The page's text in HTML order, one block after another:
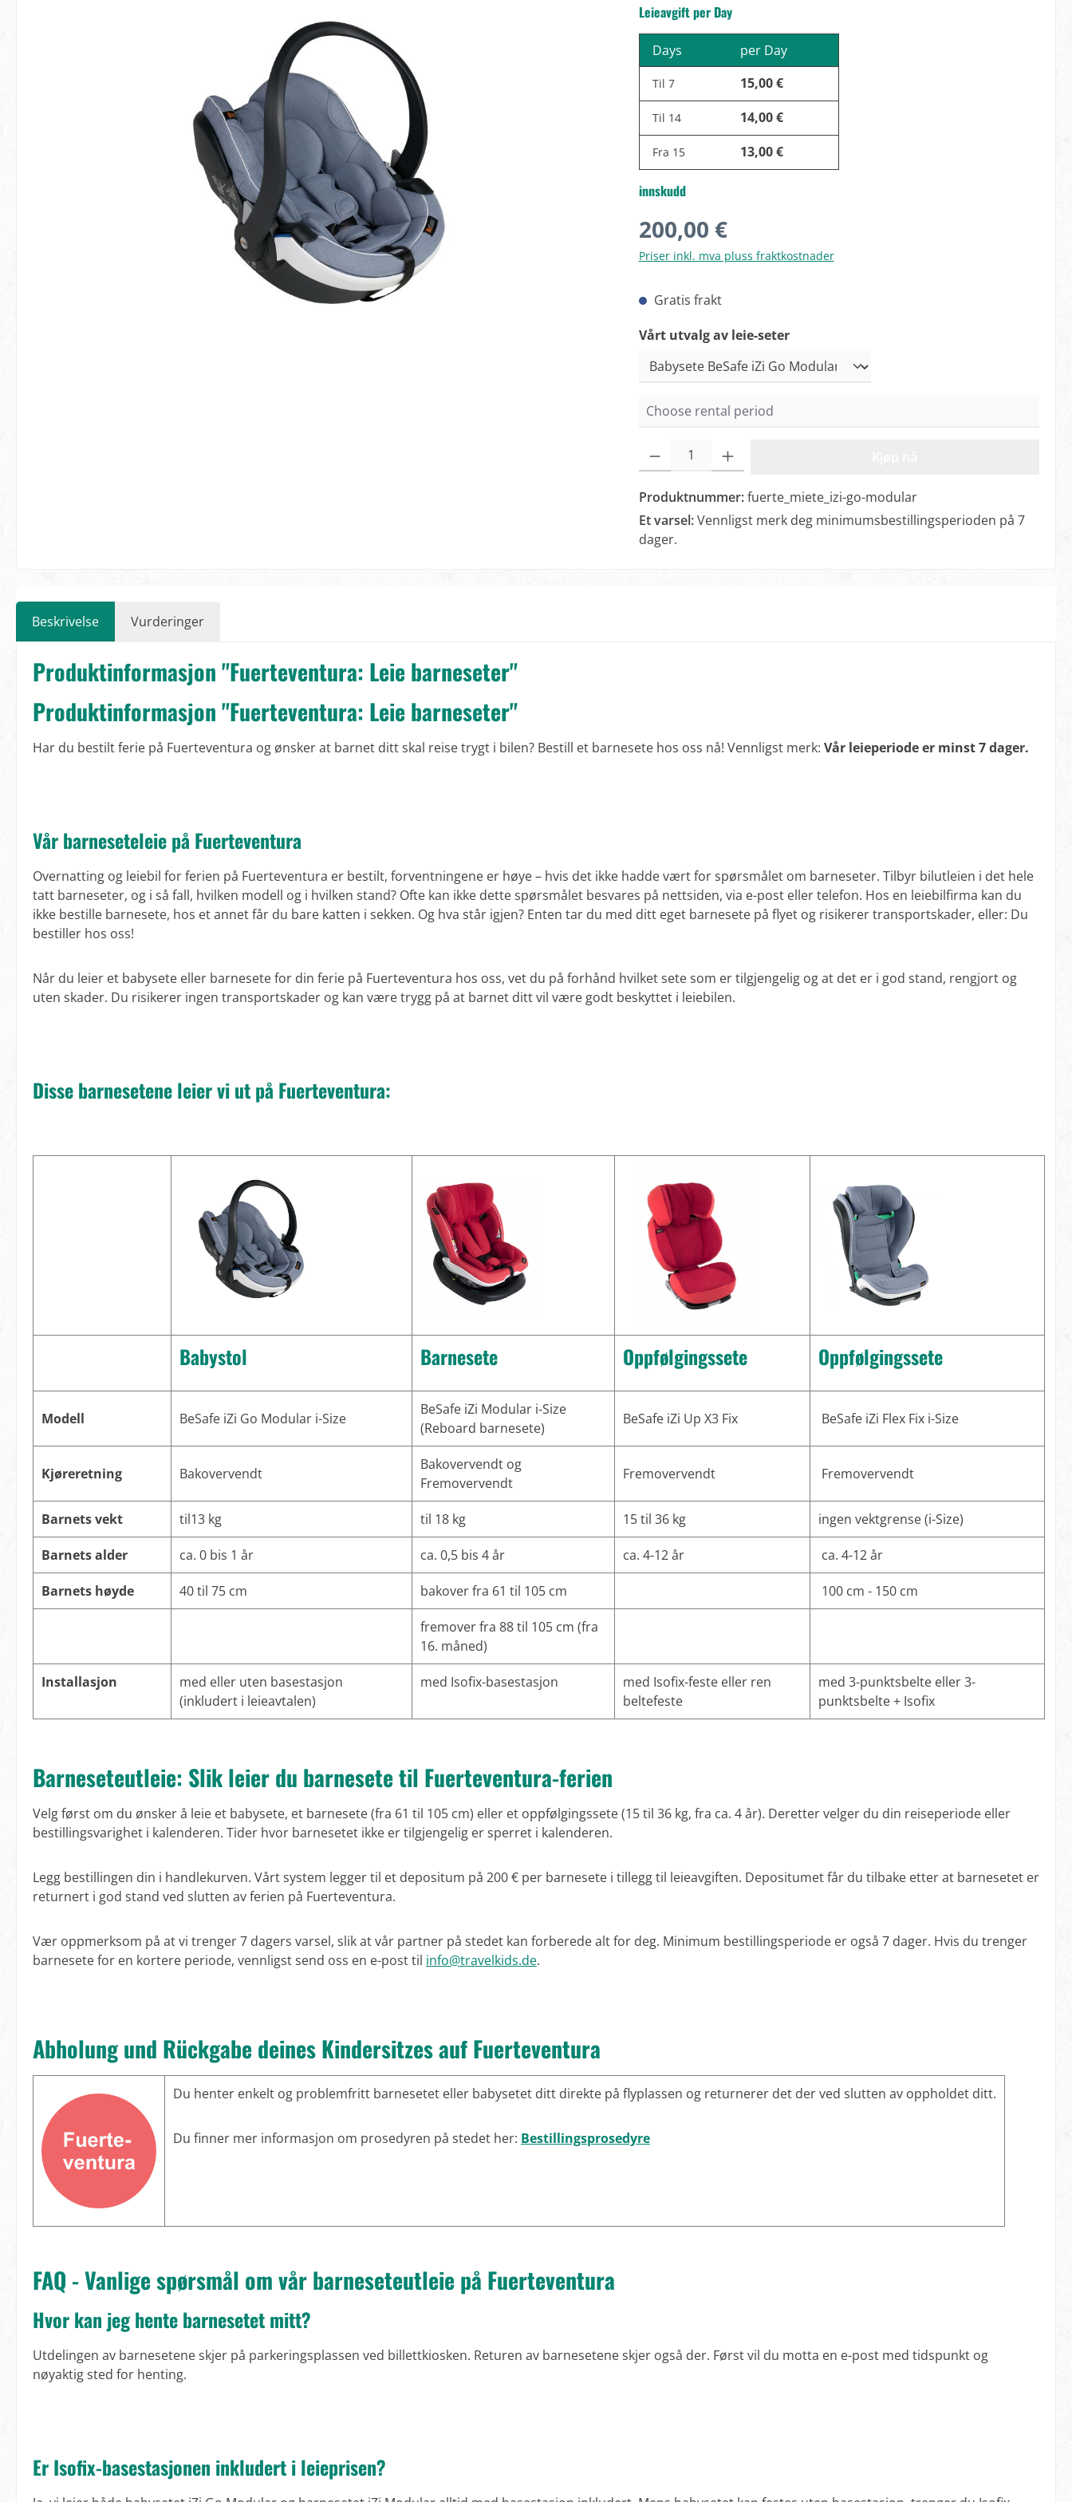
Leieavgift per Day
Days per Day
Til 7 15,00 €
Til 14 14,00 €
Fra 15 13,00 €
innskudd
Vanlig pris:
200,00 €
Priser inkl. mva pluss fraktkostnader
Gratis frakt
Velg
Vårt utvalg av leie-seter
Produktmengde: Angi ønsket mengde eller bruk knappene for å øke eller
Produktnummer:fuerte_miete_izi-go-modular
Et varsel:Vennligst merk deg minimumsbestillingsperioden på 7
dager.
Beskrivelse Vurderinger
Produktinformasjon "Fuerteventura: Leie barneseter"
Produktinformasjon "Fuerteventura: Leie barneseter"
Har du bestilt ferie på Fuerteventura og ønsker at barnet ditt skal reise trygt i bilen? Bestill et barnesete hos oss nå! Vennligst merk: Vår leieperiode er minst 7 dager.
Vår barneseteleie på Fuerteventura
Overnatting og leiebil for ferien på Fuerteventura er bestilt, forventningene er høye – hvis det ikke hadde vært for spørsmålet om barneseter. Tilbyr bilutleien i det hele
tatt barneseter, og i så fall, hvilken modell og i hvilken stand? Ofte kan ikke dette spørsmålet besvares på nettsiden, via e-post eller telefon. Hos en leiebilfirma kan du
ikke bestille barnesete, hos et annet får du bare katten i sekken. Og hva står igjen? Enten tar du med ditt eget barnesete på flyet og risikerer transportskader, eller: Du
bestiller hos oss!
Når du leier et babysete eller barnesete for din ferie på Fuerteventura hos oss, vet du på forhånd hvilket sete som er tilgjengelig og at det er i god stand, rengjort og
uten skader. Du risikerer ingen transportskader og kan være trygg på at barnet ditt vil være godt beskyttet i leiebilen.
Disse barnesetene leier vi ut på Fuerteventura:
Babystol Barnesete Oppfølgingssete Oppfølgingssete
Modell BeSafe iZi Go Modular i-Size
BeSafe iZi Modular i-Size
(Reboard barnesete)
BeSafe iZi Up X3 Fix BeSafe iZi Flex Fix i-Size
Kjøreretning Bakovervendt
Bakovervendt og
Fremovervendt
Fremovervendt Fremovervendt
Barnets vekt til13 kg til 18 kg 15 til 36 kg ingen vektgrense (i-Size)
Barnets alder ca. 0 bis 1 år ca. 0,5 bis 4 år ca. 4-12 år ca. 4-12 år
Barnets høyde 40 til 75 cm bakover fra 61 til 105 cm 100 cm - 150 cm
fremover fra 88 til 105 cm (fra
16. måned)
Installasjon
med eller uten basestasjon
(inkludert i leieavtalen)
med Isofix-basestasjon
med Isofix-feste eller ren
beltefeste
med 3-punktsbelte eller 3-
punktsbelte + Isofix
Barneseteutleie: Slik leier du barnesete til Fuerteventura-ferien
Velg først om du ønsker å leie et babysete, et barnesete (fra 61 til 105 cm) eller et oppfølgingssete (15 til 36 kg, fra ca. 4 år). Deretter velger du din reiseperiode eller
bestillingsvarighet i kalenderen. Tider hvor barnesetet ikke er tilgjengelig er sperret i kalenderen.
Legg bestillingen din i handlekurven. Vårt system legger til et depositum på 200 € per barnesete i tillegg til leieavgiften. Depositumet får du tilbake etter at barnesetet er
returnert i god stand ved slutten av ferien på Fuerteventura.
Vær oppmerksom på at vi trenger 7 dagers varsel, slik at vår partner på stedet kan forberede alt for deg. Minimum bestillingsperiode er også 7 dager. Hvis du trenger
barnesete for en kortere periode, vennligst send oss en e-post til info@travelkids.de.
Abholung und Rückgabe deines Kindersitzes auf Fuerteventura
Du henter enkelt og problemfritt barnesetet eller babysetet ditt direkte på flyplassen og returnerer det der ved slutten av oppholdet ditt.
Du finner mer informasjon om prosedyren på stedet her: Bestillingsprosedyre
FAQ - Vanlige spørsmål om vår barneseteutleie på Fuerteventura
Hvor kan jeg hente barnesetet mitt?
Utdelingen av barnesetene skjer på parkeringsplassen ved billettkiosken. Returen av barnesetene skjer også der. Først vil du motta en e-post med tidspunkt og
nøyaktig sted for henting.
Er Isofix-basestasjonen inkludert i leieprisen?